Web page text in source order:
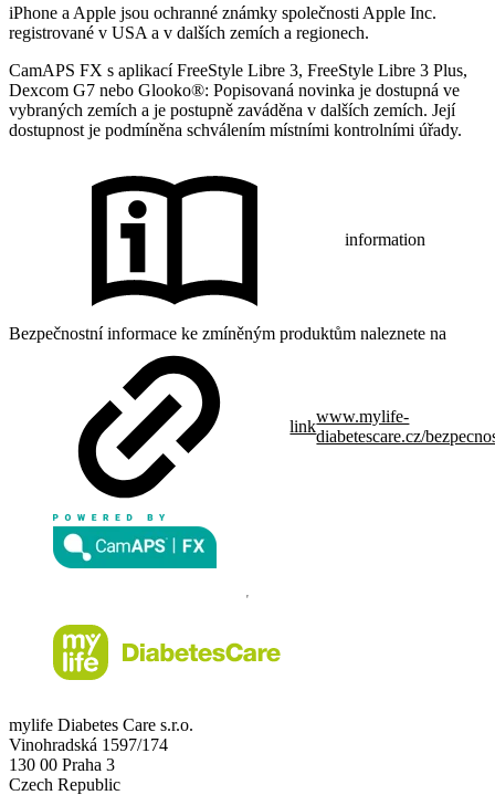
iPhone a Apple jsou ochranné známky společnosti Apple Inc.
registrované v USA a v dalších zemích a regionech.
CamAPS FX s aplikací FreeStyle Libre 3, FreeStyle Libre 3 Plus,
Dexcom G7 nebo Glooko®: Popisovaná novinka je dostupná ve
vybraných zemích a je postupně zaváděna v dalších zemích. Její
dostupnost je podmíněna schválením místními kontrolními úřady.
information
Bezpečnostní informace ke zmíněným produktům naleznete na
link
www.mylife-
diabetescare.cz/
mylife Diabetes Care s.r.o.
Vinohradská 1597/174
130 00 Praha 3
Czech Republic